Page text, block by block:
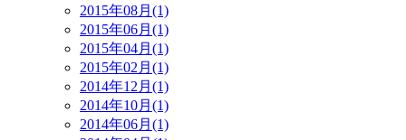
2015年08月(1)
2015年06月(1)
2015年04月(1)
2015年02月(1)
2014年12月(1)
2014年10月(1)
2014年06月(1)